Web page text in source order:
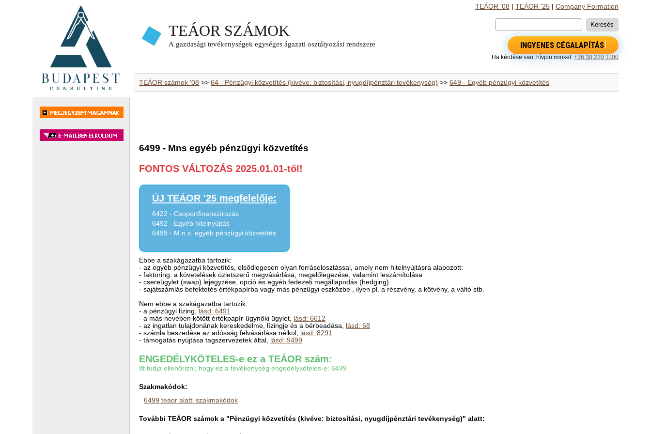
TEÁOR '08 TEÁOR '25| Company Formation
INGYENES CÉGALAPÍTÁS
Ha kérdése van, hívjon minket: +36 30 220 1100
TEÁOR számok '08 >>64 - Pénzügyi közvetítés (kivéve: biztosítási, nyugdíjpénztári tevékenység) >>649 - Egyéb pénzügyi közvetítés
6499 - Mns egyéb pénzügyi közvetítés
FONTOS VÁLTOZÁS 2025.01.01-től!
ÚJ TEÁOR '25 megfelelője:
6422 - Csoportfinanszírozás
6492 - Egyéb hitelnyújtás
6499 - M.n.s. egyéb pénzügyi közvetítés
Ebbe a szakágazatba tartozik:
- az egyéb pénzügyi közvetítés, elsődlegesen olyan forráselosztással, amely nem hitelnyújtásra alapozott:
- faktoring: a követelések üzletszerű megvásárlása, megelőlegezése, valamint leszámítolása
- csereügylet (swap) lejegyzése, opció és egyéb fedezeti megállapodás (hedging)
- sajátszámlás befektetés értékpapírba vagy más pénzügyi eszközbe , ilyen pl. a részvény, a kötvény, a váltó stb.
Nem ebbe a szakágazatba tartozik:
- a pénzügyi lízing, lásd: 6491
- a más nevében kötött értékpapír-ügynöki ügylet, lásd: 6612
- az ingatlan tulajdonának kereskedelme, lízingje és a bérbeadása, lásd: 68
- számla beszedése az adósság felvásárlása nélkül, lásd: 8291
- támogatás nyújtása tagszervezetek által, lásd: 9499
ENGEDÉLYKÖTELES-e ez a TEÁOR szám:
Itt tudja ellenőrizni, hogy ez a tevékenység engedélyköteles-e: 6499
Szakmakódok:
6499 teáor alatti szakmakódok
További TEÁOR számok a "Pénzügyi közvetítés (kivéve: biztosítási, nyugdíjpénztári tevékenység)" alatt: